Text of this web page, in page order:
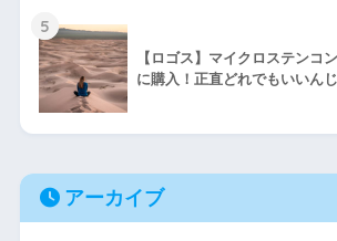
5
【ロゴス】マイクロステンコ
に購入！正直どれでもいいん
アーカイブ